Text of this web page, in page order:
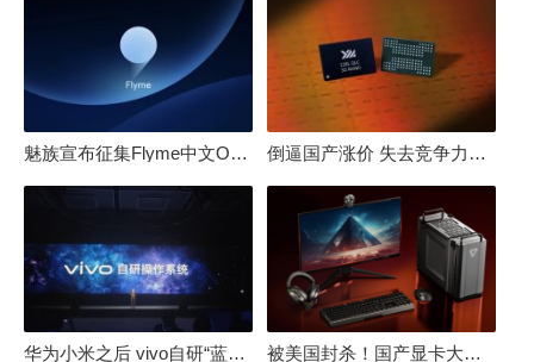
魅族宣布征集Flyme中文OS名：要像鸿蒙、澎湃一样响亮 倒逼国产涨价 失去竞争力！三星要减产50%：SSD必须涨价
华为小米之后 vivo自研“蓝河”操作系统重磅发布 被美国封杀！国产显卡大厂：中国GPU不存在至暗时刻